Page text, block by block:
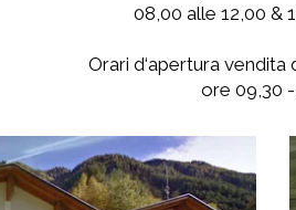
08,00 alle 12,00 &
Orari d‘apertura vendita
ore 09,30